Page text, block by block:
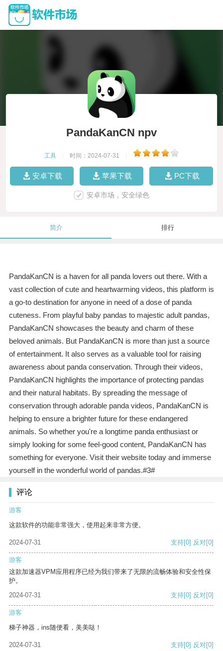
PandaKanCN npv
工具 时间：2024-07-31
安卓下载 苹果下载 PC下载
安卓市场，安全绿色
简介 排行
PandaKanCN is a haven for all panda lovers out there. With a
vast collection of cute and heartwarming videos, this platform is
a go-to destination for anyone in need of a dose of panda
cuteness. From playful baby pandas to majestic adult pandas,
PandaKanCN showcases the beauty and charm of these
beloved animals. But PandaKanCN is more than just a source
of entertainment. It also serves as a valuable tool for raising
awareness about panda conservation. Through their videos,
PandaKanCN highlights the importance of protecting pandas
and their natural habitats. By spreading the message of
conservation through adorable panda videos, PandaKanCN is
helping to ensure a brighter future for these endangered
animals. So whether you're a longtime panda enthusiast or
simply looking for some feel-good content, PandaKanCN has
something for everyone. Visit their website today and immerse
yourself in the wonderful world of pandas.#3#
评论
游客
这款软件的功能非常强大，使用起来非常方便。
2024-07-31 支持[0] 反对[0]
游客
这款加速器VPM应用程序已经为我们带来了无限的流畅体验和安全性保
护。
2024-07-31
支持[0] 反对[0]
游客
梯子神器，ins随便看，美美哒！
2024-07-31 支持[0] 反对[0]